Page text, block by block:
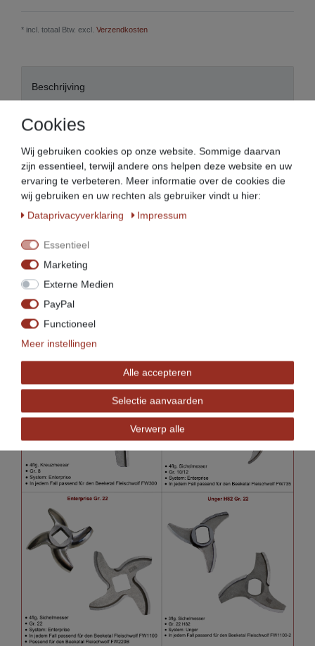
* incl. totaal Btw. excl. Verzendkosten
Beschrijving
Meer details
EU-verantwoordelijke persoon
Producent
Vleesmolenmessen in
verschillende maten en
uitvoeringen:
Cookies
Wij gebruiken cookies op onze website. Sommige daarvan
zijn essentieel, terwijl andere ons helpen deze website en uw
ervaring te verbeteren. Meer informatie over de cookies die
wij gebruiken en uw rechten als gebruiker vindt u hier:
Data­privacy­verklaring
Impressum
Essentieel
Marketing
Externe Medien
PayPal
Functioneel
Meer instellingen
Alle accepteren
Selectie aanvaarden
Verwerp alle